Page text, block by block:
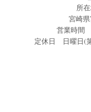
所
宮崎
営業時間
定休日 日曜日(